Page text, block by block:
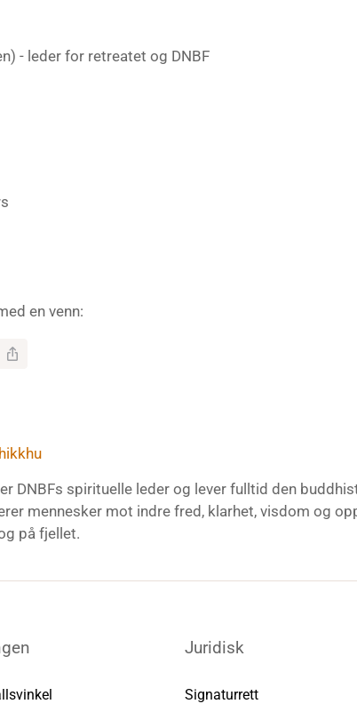
- leder for retreatet og DNBF
en venn:
DNBFs spirituelle leder og lever fulltid den
mennesker mot indre fred, klarhet, visdom og
på fjellet.
Juridisk
Signaturrett